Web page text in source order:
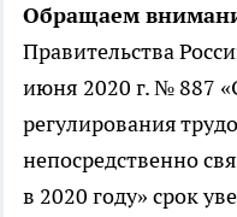
Обращаем
Правительства
июня 2020 г. № 887
регулирования
непосредственно
в 2020 году» срок